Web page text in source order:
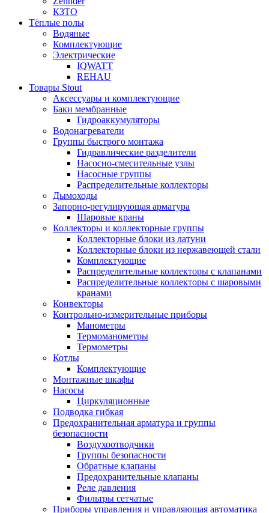
КЗТО
Тёплые полы
Водяные
Комплектующие
Электрические
IQWATT
REHAU
Товары Stout
Аксессуары и комплектующие
Баки мембранные
Гидроаккумуляторы
Водонагреватели
Группы быстрого монтажа
Гидравлические разделители
Насосно-смесительные узлы
Насосные группы
Распределительные коллекторы
Дымоходы
Запорно-регулирующая арматура
Шаровые краны
Коллекторы и коллекторные группы
Коллекторные блоки из латуни
Коллекторные блоки из нержавеющей стали
Комплектующие
Распределительные коллекторы с клапанами
Распределительные коллекторы с шаровыми
кранами
Конвекторы
Контрольно-измерительные приборы
Манометры
Термоманометры
Термометры
Котлы
Комплектующие
Монтажные шкафы
Насосы
Циркуляционные
Подводка гибкая
Предохранительная арматура и группы
безопасности
Воздухоотводчики
Группы безопасности
Обратные клапаны
Предохранительные клапаны
Реле давления
Фильтры сетчатые
Приборы управления и управляющая автоматика